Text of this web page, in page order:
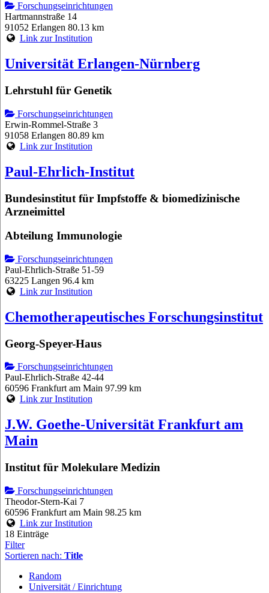
Forschungseinrichtungen
Hartmannstraße 14
91052 Erlangen 80.13 km
Link zur Institution
Universität Erlangen-Nürnberg
Lehrstuhl für Genetik
Forschungseinrichtungen
Erwin-Rommel-Straße 3
91058 Erlangen 80.89 km
Link zur Institution
Paul-Ehrlich-Institut
Bundesinstitut für Impfstoffe & biomedizinische
Arzneimittel
Abteilung Immunologie
Forschungseinrichtungen
Paul-Ehrlich-Straße 51-59
63225 Langen 96.4 km
Link zur Institution
Chemotherapeutisches Forschungsinstitut
Georg-Speyer-Haus
Forschungseinrichtungen
Paul-Ehrlich-Straße 42-44
60596 Frankfurt am Main 97.99 km
Link zur Institution
J.W. Goethe-Universität Frankfurt am
Main
Institut für Molekulare Medizin
Forschungseinrichtungen
Theodor-Stern-Kai 7
60596 Frankfurt am Main 98.25 km
Link zur Institution
18 Einträge
Filter
Sortieren nach: Title
Random
Universität / Einrichtung